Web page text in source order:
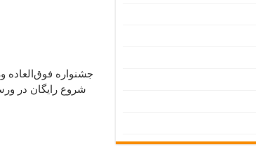
جشنواره فوق‌العاده
شروع رایگان در